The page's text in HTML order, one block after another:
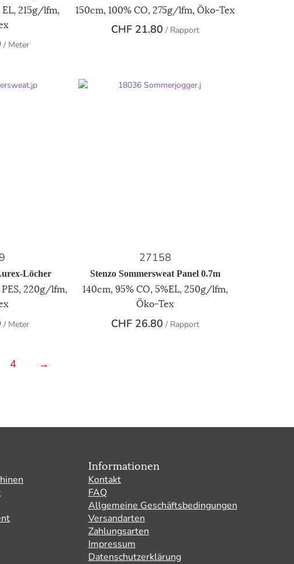
EL, 215g/lfm,
/ Meter
150cm, 100% CO, 275g/lfm, Öko-Tex
CHF21.80 / Rapport
Löcher
PES, 220g/lfm,
/ Meter
27158
Stenzo Sommersweat Panel 0.7m
140cm, 95% CO, 5%EL, 250g/lfm,
Öko-Tex
CHF26.80 / Rapport
4 →
Informationen
Kontakt
FAQ
Allgemeine Geschäftsbedingungen
Versandarten
Zahlungsarten
Impressum
Datenschutzerklärung